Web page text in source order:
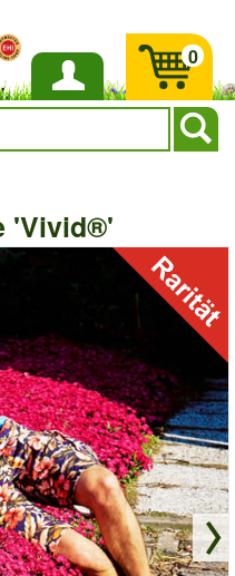
Anmelden
0
'Vivid®'